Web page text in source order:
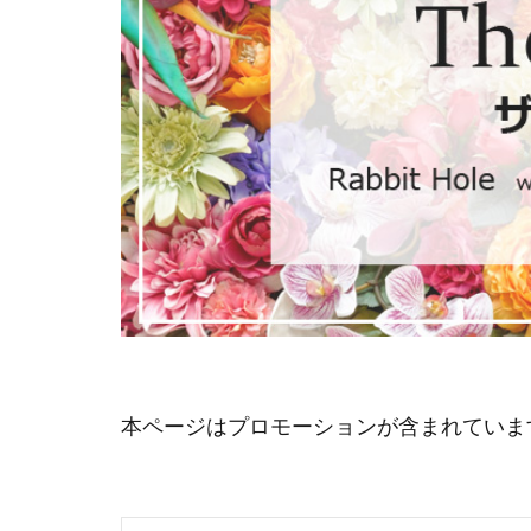
本ページはプロモーションが含まれていま